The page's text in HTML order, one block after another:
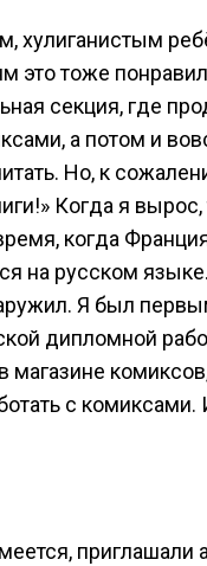
хулиганистым
это тоже
секция, где
а потом и
Но, к
Когда я
когда
на русском
Я был
дипломной
с комиксами.
приглашали